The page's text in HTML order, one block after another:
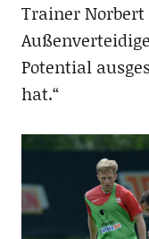
Trainer
Potential
hat.“